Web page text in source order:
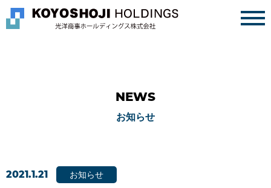
IR・事業戦略
CONTACT
NEWS
お知らせ
2021.1.21 お知らせ